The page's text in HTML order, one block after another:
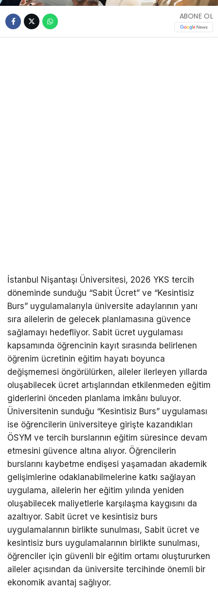
ABONE OL
İstanbul Nişantaşı Üniversitesi, 2026 YKS tercih
döneminde sunduğu “Sabit Ücret” ve “Kesintisiz
Burs” uygulamalarıyla üniversite adaylarının yanı
sıra ailelerin de gelecek planlamasına güvence
sağlamayı hedefliyor. Sabit ücret uygulaması
kapsamında öğrencinin kayıt sırasında belirlenen
öğrenim ücretinin eğitim hayatı boyunca
değişmemesi öngörülürken, aileler ilerleyen yıllarda
oluşabilecek ücret artışlarından etkilenmeden eğitim
giderlerini önceden planlama imkânı buluyor.
Üniversitenin sunduğu “Kesintisiz Burs” uygulaması
ise öğrencilerin üniversiteye girişte kazandıkları
ÖSYM ve tercih burslarının eğitim süresince devam
etmesini güvence altına alıyor. Öğrencilerin
burslarını kaybetme endişesi yaşamadan akademik
gelişimlerine odaklanabilmelerine katkı sağlayan
uygulama, ailelerin her eğitim yılında yeniden
oluşabilecek maliyetlerle karşılaşma kaygısını da
azaltıyor. Sabit ücret ve kesintisiz burs
uygulamalarının birlikte sunulması, Sabit ücret ve
kesintisiz burs uygulamalarının birlikte sunulması,
öğrenciler için güvenli bir eğitim ortamı oluştururken
aileler açısından da üniversite tercihinde önemli bir
ekonomik avantaj sağlıyor.